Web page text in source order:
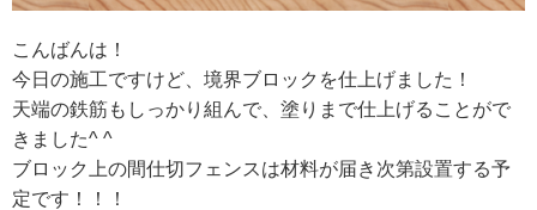
こんばんは！
今日の施工ですけど、境界ブロックを仕上げました！
天端の鉄筋もしっかり組んで、塗りまで仕上げることがで
きました^ ^
ブロック上の間仕切フェンスは材料が届き次第設置する予
定です！！！